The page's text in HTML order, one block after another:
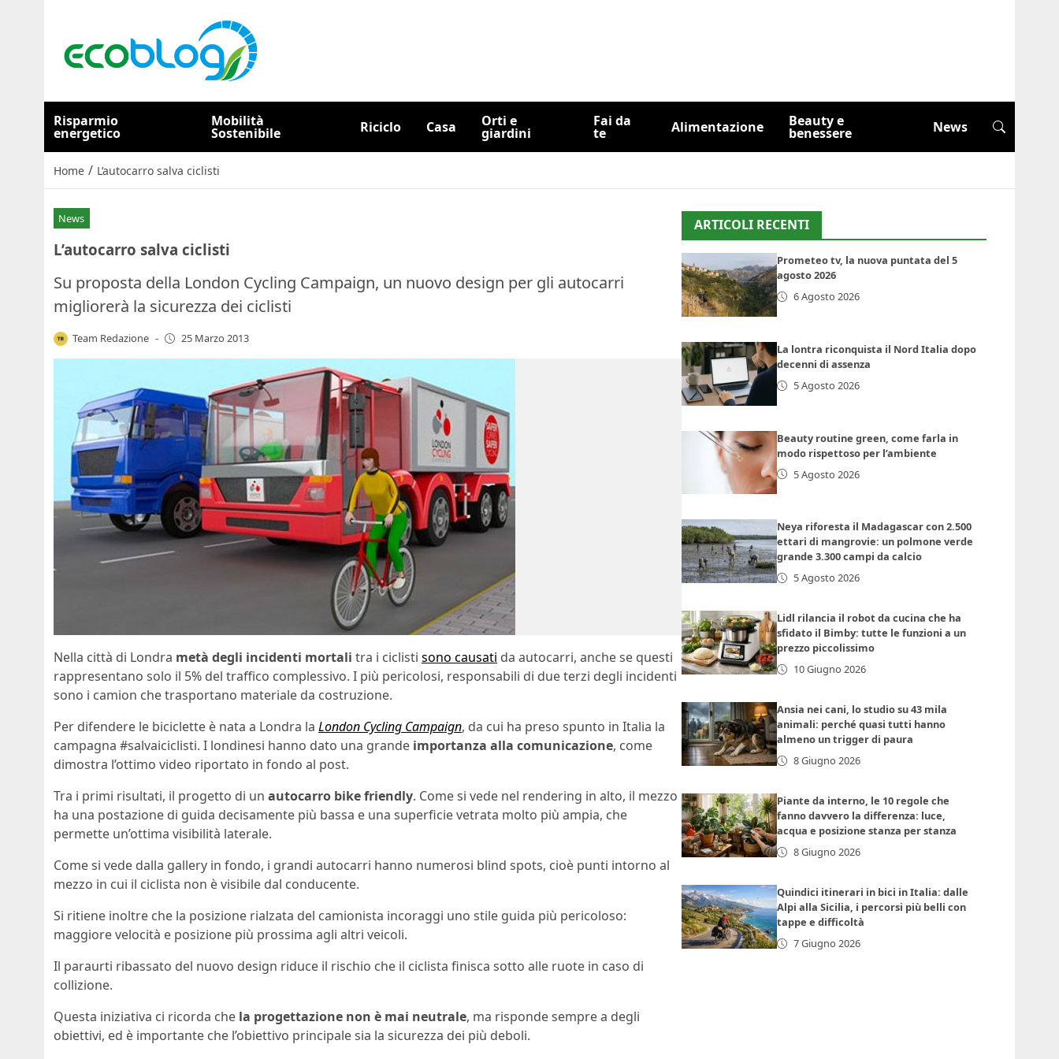
Risparmio
energetico
Mobilità
Sostenibile Riciclo Casa Orti e
giardini
Fai da
te Alimentazione Beauty e
benessere News
Home / L’autocarro salva ciclisti
News
L’autocarro salva ciclisti
Su proposta della London Cycling Campaign, un nuovo design per gli autocarri
migliorerà la sicurezza dei ciclisti
Team Redazione - 25 Marzo 2013
Nella città di Londra metà degli incidenti mortali tra i ciclisti sono causati da autocarri, anche se questi
rappresentano solo il 5% del traffico complessivo. I più pericolosi, responsabili di due terzi degli incidenti
sono i camion che trasportano materiale da costruzione.
Per difendere le biciclette è nata a Londra la London Cycling Campaign, da cui ha preso spunto in Italia la
campagna #salvaiciclisti. I londinesi hanno dato una grande importanza alla comunicazione, come
dimostra l’ottimo video riportato in fondo al post.
Tra i primi risultati, il progetto di un autocarro bike friendly. Come si vede nel rendering in alto, il mezzo
ha una postazione di guida decisamente più bassa e una superficie vetrata molto più ampia, che
permette un’ottima visibilità laterale.
Come si vede dalla gallery in fondo, i grandi autocarri hanno numerosi blind spots, cioè punti intorno al
mezzo in cui il ciclista non è visibile dal conducente.
Si ritiene inoltre che la posizione rialzata del camionista incoraggi uno stile guida più pericoloso:
maggiore velocità e posizione più prossima agli altri veicoli.
Il paraurti ribassato del nuovo design riduce il rischio che il ciclista finisca sotto alle ruote in caso di
collizione.
Questa iniziativa ci ricorda che la progettazione non è mai neutrale, ma risponde sempre a degli
obiettivi, ed è importante che l’obiettivo principale sia la sicurezza dei più deboli.
ARTICOLI RECENTI
Prometeo tv, la nuova puntata del 5
agosto 2026
6 Agosto 2026
La lontra riconquista il Nord Italia dopo
decenni di assenza
5 Agosto 2026
Beauty routine green, come farla in
modo rispettoso per l’ambiente
5 Agosto 2026
Neya riforesta il Madagascar con 2.500
ettari di mangrovie: un polmone verde
grande 3.300 campi da calcio
5 Agosto 2026
Lidl rilancia il robot da cucina che ha
sfidato il Bimby: tutte le funzioni a un
prezzo piccolissimo
10 Giugno 2026
Ansia nei cani, lo studio su 43 mila
animali: perché quasi tutti hanno
almeno un trigger di paura
8 Giugno 2026
Piante da interno, le 10 regole che
fanno davvero la differenza: luce,
acqua e posizione stanza per stanza
8 Giugno 2026
Quindici itinerari in bici in Italia: dalle
Alpi alla Sicilia, i percorsi più belli con
tappe e difficoltà
7 Giugno 2026